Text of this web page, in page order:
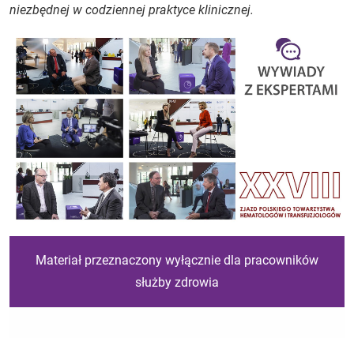
niezbędnej w codziennej praktyce klinicznej.
Materiał przeznaczony wyłącznie dla pracowników
służby zdrowia